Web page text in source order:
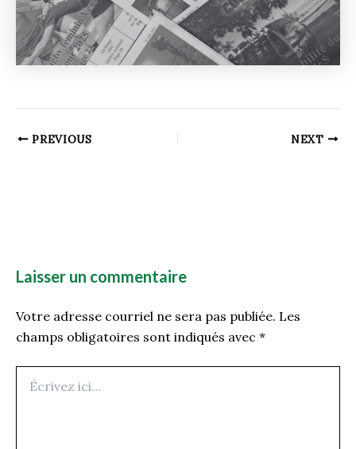
PREVIOUS NEXT
Laisser un commentaire
Votre adresse courriel ne sera pas publiée. Les
champs obligatoires sont indiqués avec *
ici…